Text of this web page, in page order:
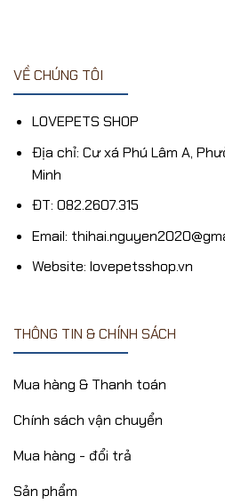
VỀ CHÚNG TÔI
LOVEPETS SHOP
Địa chỉ: Cư xá Phú Lâm A,
Minh
ĐT: 082.2607.315
Email:
Website: lovepetsshop.vn
THÔNG TIN & CHÍNH SÁCH
Mua hàng & Thanh toán
Chính sách vận chuyển
Mua hàng - đổi trả
Sản phẩm